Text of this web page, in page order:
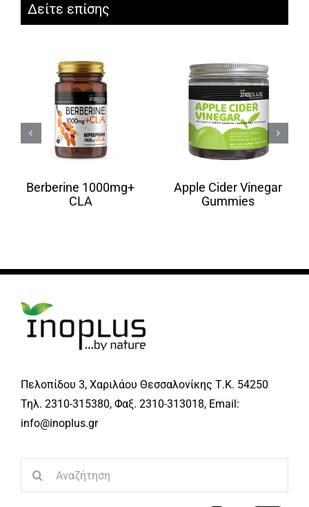
Δείτε επίσης
Berberine 1000mg+
CLA
Apple Cider Vinegar
Gummies
Πελοπίδου 3, Χαριλάου Θεσσαλονίκης Τ.Κ. 54250
Τηλ. 2310-315380, Φαξ. 2310-313018, Email:
info@inoplus.gr